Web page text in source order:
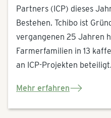
Partners (ICP) dieses
Bestehen. Tchibo ist
vergangenen 25 Jahren
Farmerfamilien in 13
an ICP-Projekten beteiligt.
Mehr erfahren